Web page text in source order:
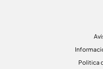
Politica